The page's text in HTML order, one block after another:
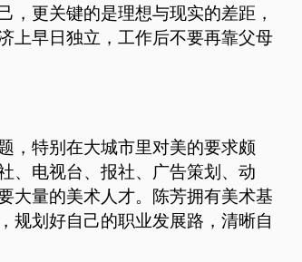
，更关键的是理想与现实的差距，
上早日独立，工作后不要再靠父母
，特别在大城市里对美的要求颇
、电视台、报社、广告策划、动
大量的美术人才。陈芳拥有美术基
规划好自己的职业发展路，清晰自